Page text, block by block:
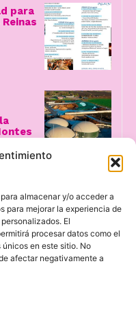
almacenar y/o acceder a
para mejorar la experiencia de
El
procesar datos como el
en este sitio. No
afectar negativamente a
para